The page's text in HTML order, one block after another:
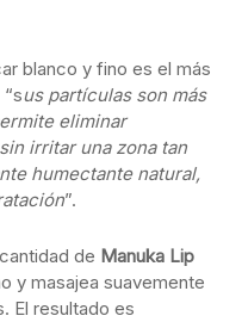
blanco y fino es el más
us partículas son más
eliminar
irritar una zona tan
humectante natural,
”.
de Manuka Lip
y masajea suavemente
El resultado es